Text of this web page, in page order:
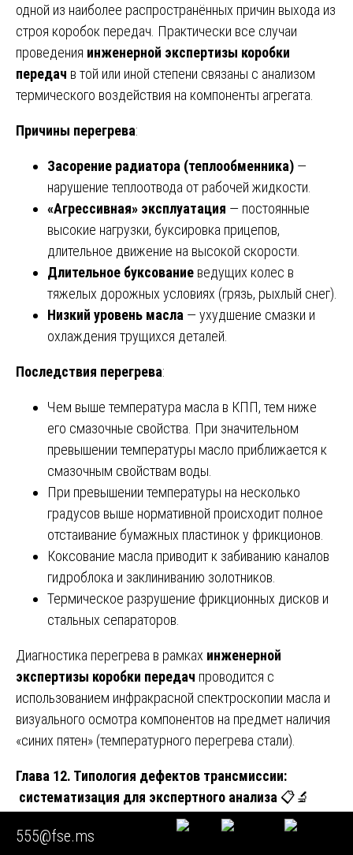
одной из наиболее распространённых причин выхода из
строя коробок передач. Практически все случаи
проведения инженерной экспертизы коробки
передач в той или иной степени связаны с анализом
термического воздействия на компоненты агрегата.
Причины перегрева:
Засорение радиатора (теплообменника) —
нарушение теплоотвода от рабочей жидкости.
«Агрессивная» эксплуатация — постоянные
высокие нагрузки, буксировка прицепов,
длительное движение на высокой скорости.
Длительное буксование ведущих колес в
тяжелых дорожных условиях (грязь, рыхлый снег).
Низкий уровень масла — ухудшение смазки и
охлаждения трущихся деталей.
Последствия перегрева:
Чем выше температура масла в КПП, тем ниже
его смазочные свойства. При значительном
превышении температуры масло приближается к
смазочным свойствам воды.
При превышении температуры на несколько
градусов выше нормативной происходит полное
отстаивание бумажных пластинок у фрикционов.
Коксование масла приводит к забиванию каналов
гидроблока и заклиниванию золотников.
Термическое разрушение фрикционных дисков и
стальных сепараторов.
Диагностика перегрева в рамках инженерной
экспертизы коробки передач проводится с
использованием инфракрасной спектроскопии масла и
визуального осмотра компонентов на предмет наличия
«синих пятен» (температурного перегрева стали).
Глава 12. Типология дефектов трансмиссии:
систематизация для экспертного анализа 📋🔬
В рамках инженерной экспертизы коробки
555@fse.ms